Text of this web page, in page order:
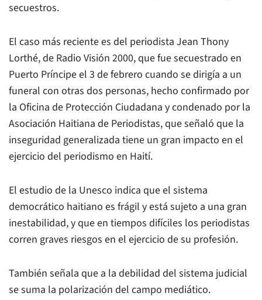
secuestros.
El caso más reciente es del periodista Jean Thony
Lorthé, de Radio Visión 2000, que fue secuestrado en
Puerto Príncipe el 3 de febrero cuando se dirigía a un
funeral con otras dos personas, hecho confirmado por
la Oficina de Protección Ciudadana y condenado por la
Asociación Haitiana de Periodistas, que señaló que la
inseguridad generalizada tiene un gran impacto en el
ejercicio del periodismo en Haití.
El estudio de la Unesco indica que el sistema
democrático haitiano es frágil y está sujeto a una gran
inestabilidad, y que en tiempos difíciles los periodistas
corren graves riesgos en el ejercicio de su profesión.
También señala que a la debilidad del sistema judicial
se suma la polarización del campo mediático.